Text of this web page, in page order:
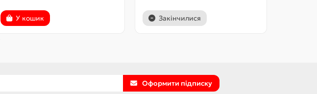
У кошик Закінчилися
Оформити підписку